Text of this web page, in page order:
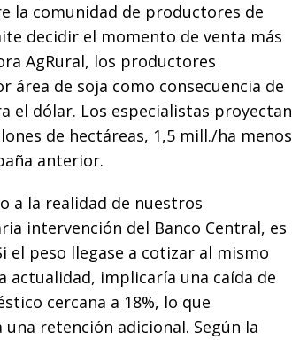
la comunidad de productores de
decidir el momento de venta más
AgRural, los productores
área de soja como consecuencia de
el dólar. Los especialistas proyectan
de hectáreas, 1,5 mill./ha menos
anterior.
a la realidad de nuestros
intervención del Banco Central, es
el peso llegase a cotizar al mismo
actualidad, implicaría una caída de
cercana a 18%, lo que
retención adicional. Según la